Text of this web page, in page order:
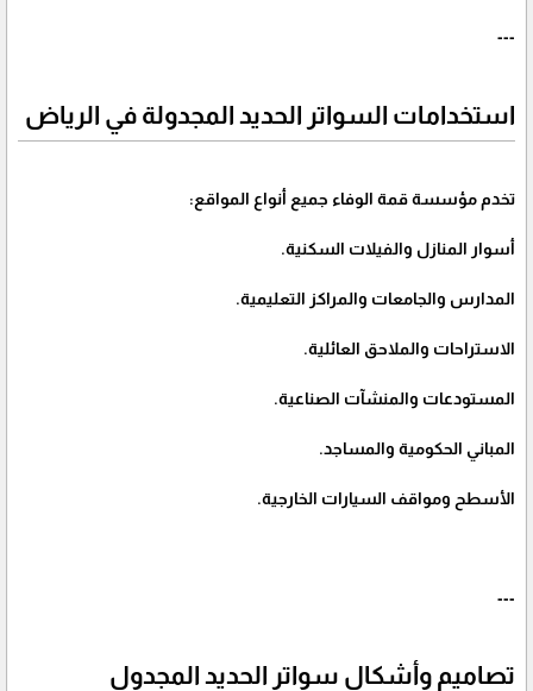
---
استخدامات السواتر الحديد المجدولة في الرياض
تخدم مؤسسة قمة الوفاء جميع أنواع المواقع:
أسوار المنازل والفيلات السكنية.
المدارس والجامعات والمراكز التعليمية.
الاستراحات والملاحق العائلية.
المستودعات والمنشآت الصناعية.
المباني الحكومية والمساجد.
الأسطح ومواقف السيارات الخارجية.
---
تصاميم وأشكال سواتر الحديد المجدول